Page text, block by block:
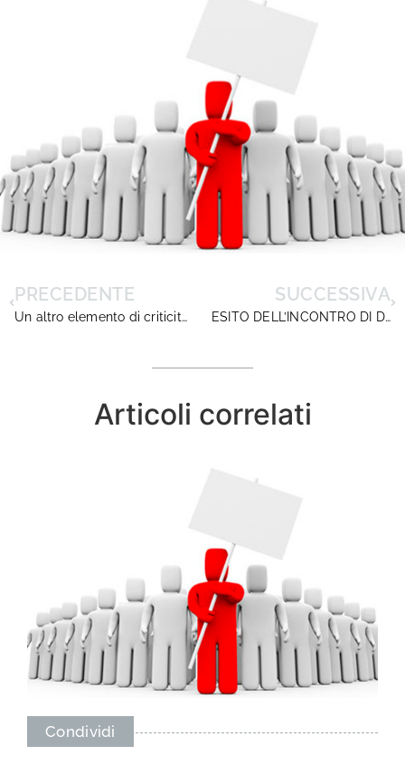
PRECEDENTE
Un altro elemento di criticità in materia di dichiarazioni non veritiere alla luce della sentenza della Corte di cassazione, n. 18699 dell’11 luglio 2019.
SUCCESSIVA
ESITO DELL’INCONTRO DI DIRIGENTISCUOLA CON LA MINISTRA DELLA PUBBLICA AMMINISTRAZIONE
Articoli correlati
Condividi